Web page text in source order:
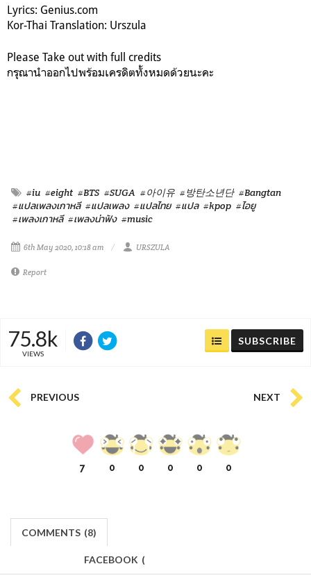
Lyrics: Genius.com
Kor-Thai Translation: Urszula
Please Take out with full credits
กรุณานำออกไปพร้อมเครดิตทั้งหมดด้วยนะคะ
#iu #eight #BTS #SUGA #아이유 #방탄소년단 #Bangtan
#แปลเพลงเกาหลี #แปลเพลง #แปลไทย #แปล #kpop #ไอยู
#เพลงเกาหลี #เพลงน่าฟัง #music
6th May 2020, 10:18 am URSZULA
Report
75.8k
VIEWS
SUBSCRIBE
PREVIOUS NEXT
7 0 0 0 0 0
COMMENTS (8)
FACEBOOK (